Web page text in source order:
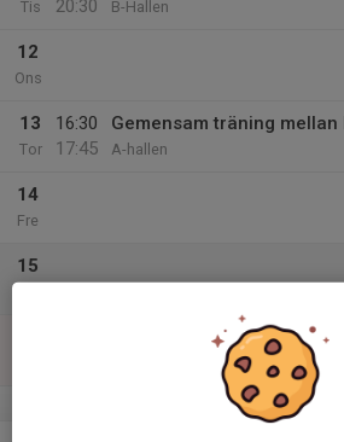
Tis
20:30
B-Hallen
12
Ons
13
Tor
16:30
17:45
Gemensam träning mellan
A-hallen
14
Fre
15
v.34